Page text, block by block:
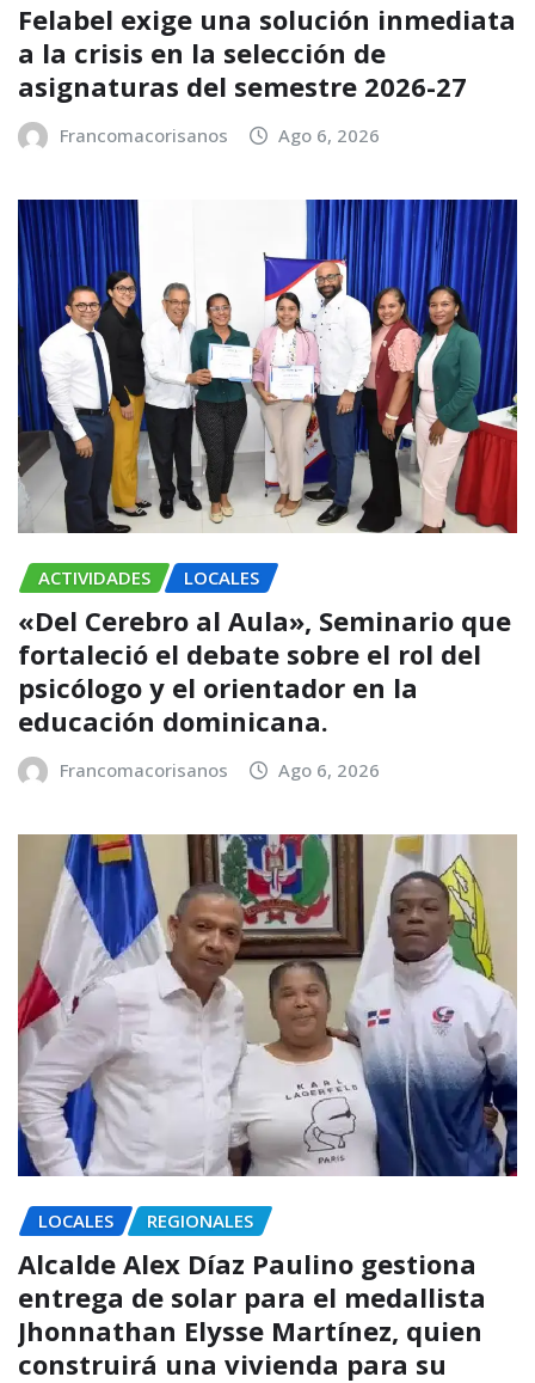
Felabel exige una solución inmediata
a la crisis en la selección de
asignaturas del semestre 2026-27
Francomacorisanos Ago 6, 2026
ACTIVIDADES LOCALES
«Del Cerebro al Aula», Seminario que
fortaleció el debate sobre el rol del
psicólogo y el orientador en la
educación dominicana.
Francomacorisanos Ago 6, 2026
LOCALES REGIONALES
Alcalde Alex Díaz Paulino gestiona
entrega de solar para el medallista
Jhonnathan Elysse Martínez, quien
construirá una vivienda para su